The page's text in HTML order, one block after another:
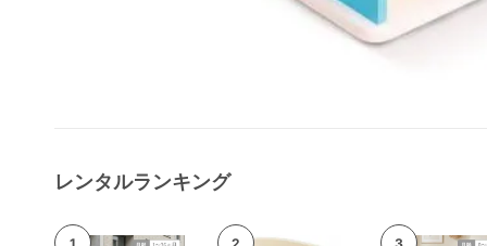
レンタルランキング